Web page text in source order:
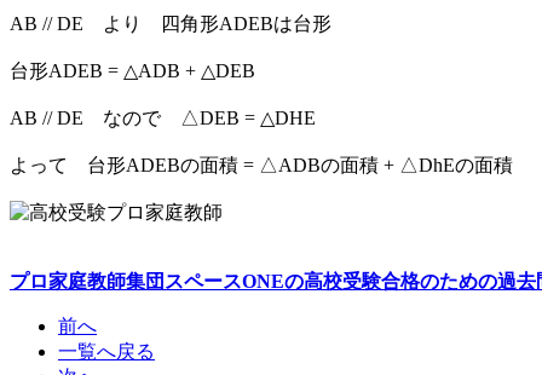
AB // DE より 四角形ADEBは台形
台形ADEB = △ADB + △DEB
AB // DE なので △DEB = △DHE
よって 台形ADEBの面積 = △ADBの面積 + △DhEの面積
プロ家庭教師集団スペースONEの高校受験合格のための過去
前へ
一覧へ戻る